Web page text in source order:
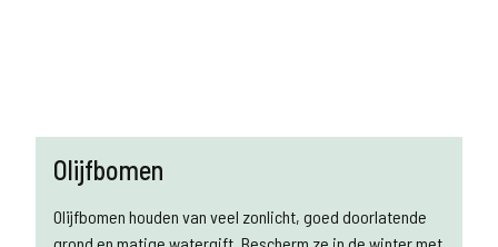
Olijfbomen
Olijfbomen houden van veel zonlicht, goed doorlatende